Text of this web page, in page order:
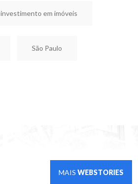
investimento em imóveis
São Paulo
MAIS WEBSTORIES